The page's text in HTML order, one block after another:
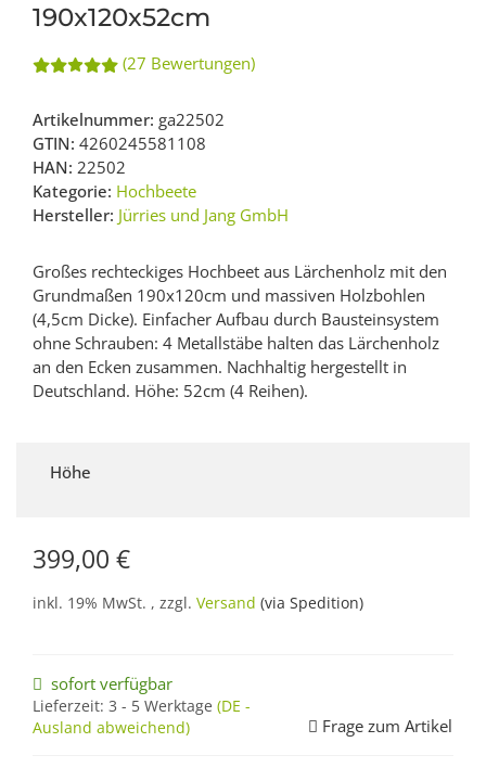
190x120x52cm
(27 Bewertungen)
Artikelnummer: ga22502
GTIN: 4260245581108
HAN: 22502
Kategorie: Hochbeete
Hersteller: Jürries und Jang GmbH
Großes rechteckiges Hochbeet aus Lärchenholz mit den
Grundmaßen 190x120cm und massiven Holzbohlen
(4,5cm Dicke). Einfacher Aufbau durch Bausteinsystem
ohne Schrauben: 4 Metallstäbe halten das Lärchenholz
an den Ecken zusammen. Nachhaltig hergestellt in
Deutschland. Höhe: 52cm (4 Reihen).
Höhe
399,00 €
inkl. 19% MwSt. , zzgl. Versand (via Spedition)
sofort verfügbar
Lieferzeit: 3 - 5 Werktage (DE -
Ausland abweichend)
Frage zum Artikel